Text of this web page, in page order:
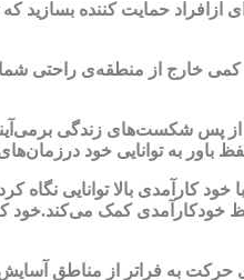
ازافراد حمایت کننده بسازید
کمی خارج از منطقه‌ی راحتی
پس شکست‌های زندگی
باور به توانایی خود
خود کارآمدی بالا توانایی نگاه
خودکارآمدی کمک
به فراتر از مناطق آسایش